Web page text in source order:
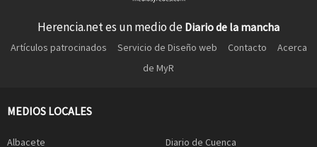
Herencia.net es un medio de Diario de la mancha
Artículos patrocinados Servicio de Diseño web Contacto
Acerca
de MyR
MEDIOS LOCALES
Albacete
Diario de Cuenca